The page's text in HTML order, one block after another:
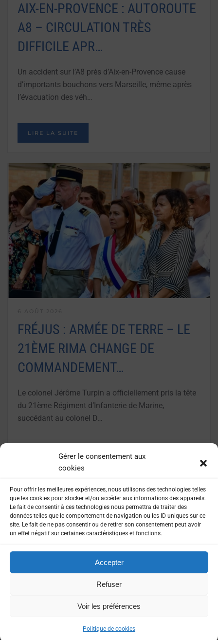
Gérer le consentement aux
cookies
Pour offrir les meilleures expériences, nous utilisons des technologies telles
que les cookies pour stocker et/ou accéder aux informations des appareils.
Le fait de consentir à ces technologies nous permettra de traiter des
données telles que le comportement de navigation ou les ID uniques sur ce
site. Le fait de ne pas consentir ou de retirer son consentement peut avoir
un effet négatif sur certaines caractéristiques et fonctions.
Accepter
Refuser
Voir les préférences
Politique de cookies
AIX-EN-PROVENCE : AUTOROUTE
A8 – CIRCULATION TRÈS
DIFFICILE APR…
Un accident sur l’A8 près d’Aix-en-Provence cause
d’importants bouchons vers Marseille, même après
l’évacuation des véh…
LIRE LA SUITE
FRÉJUS : ARMÉE DE TERRE – LE
21ÈME RIMA CHANGE DE
COMMANDEMENT…
Le colonel Jérôme Turpin a officiellement pris la tête
du 21ème Régiment d’Infanterie de Marine,
succédant au colonel D…
LIRE LA SUITE
MENTIONS LÉGALES
POLITIQUE DE CONFIDENTIALITÉ